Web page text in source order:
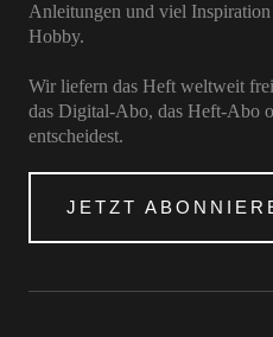
Anleitungen und viel Inspiration
Hobby.
Wir liefern das Heft weltweit
das Digital-Abo, das Heft-Abo
entscheidest.
JETZT